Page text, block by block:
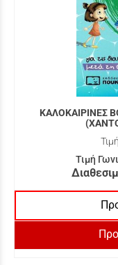
ΚΑΛΟΚΑΙΡΙΝΕΣ
Τιμή